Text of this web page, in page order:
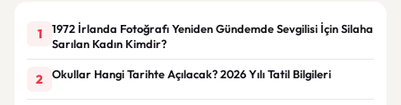
1
1972 İrlanda Fotoğrafı Yeniden Gündemde Sevgilisi İçin Silaha
Sarılan Kadın Kimdir?
2 Okullar Hangi Tarihte Açılacak? 2026 Yılı Tatil Bilgileri